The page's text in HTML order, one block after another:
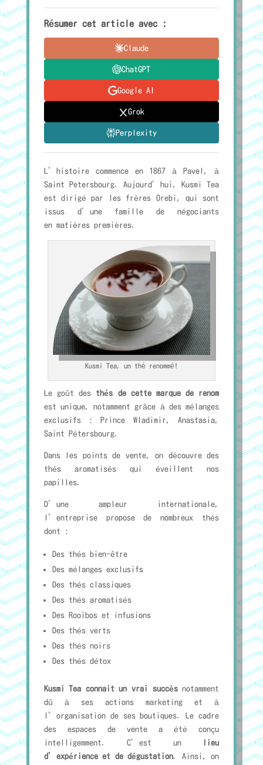
Résumer cet article avec :
Claude
ChatGPT
Google AI
Grok
Perplexity
L’histoire commence en 1867 à Pavel, à
Saint Petersbourg. Aujourd’hui, Kusmi Tea
est dirigé par les frères Orebi, qui sont
issus d’une famille de négociants
en matières premières.
Kusmi Tea, un thé renommé!
Le goût des thés de cette marque de renom
est unique, notamment grâce à des mélanges
exclusifs : Prince Wladimir, Anastasia,
Saint Pétersbourg.
Dans les points de vente, on découvre des
thés aromatisés qui éveillent nos
papilles.
D’une ampleur internationale,
l’entreprise propose de nombreux thés
dont :
Des thés bien-être
Des mélanges exclusifs
Des thés classiques
Des thés aromatisés
Des Rooibos et infusions
Des thés verts
Des thés noirs
Des thés détox
Kusmi Tea connait un vrai succèsnotamment
dû à ses actions marketing et à
l’organisation de ses boutiques. Le cadre
des espaces de vente a été conçu
intelligemment. C’est un
lieu
d’expérience et de dégustation. Ainsi, on